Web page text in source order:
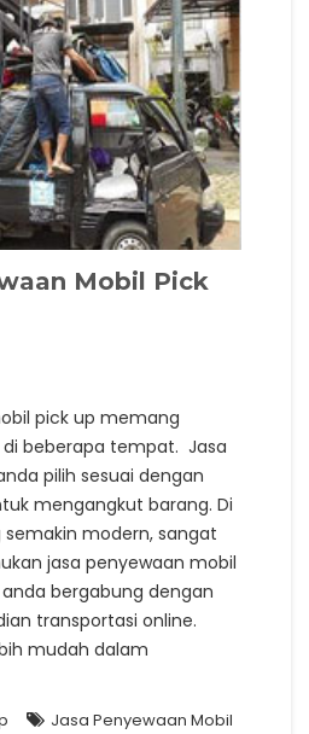
Mobil Pick
pick up memang
beberapa tempat. Jasa
pilih sesuai dengan
mengangkut barang. Di
semakin modern, sangat
jasa penyewaan mobil
bergabung dengan
transportasi online.
mudah dalam
Jasa Penyewaan Mobil